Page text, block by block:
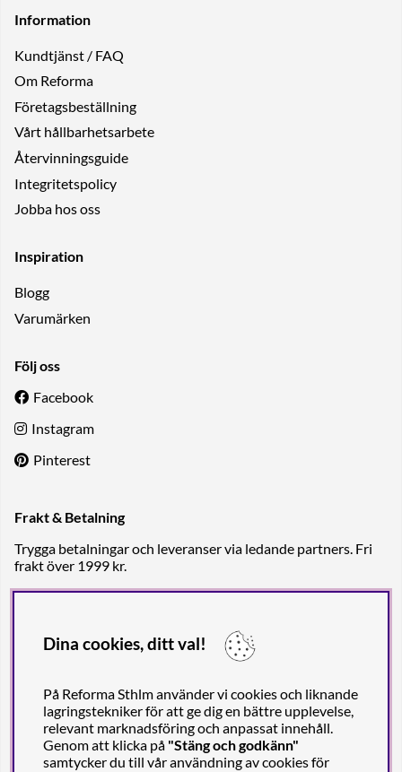
Information
Kundtjänst / FAQ
Om Reforma
Företagsbeställning
Vårt hållbarhetsarbete
Återvinningsguide
Integritetspolicy
Jobba hos oss
Inspiration
Blogg
Varumärken
Följ oss
Facebook
Instagram
Pinterest
Frakt & Betalning
Trygga betalningar och leveranser via ledande partners. Fri
frakt över 1999 kr.
Dina cookies, ditt val!
På Reforma Sthlm använder vi cookies och liknande
lagringstekniker för att ge dig en bättre upplevelse,
relevant marknadsföring och anpassat innehåll.
Genom att klicka på "Stäng och godkänn"
samtycker du till vår användning av cookies för